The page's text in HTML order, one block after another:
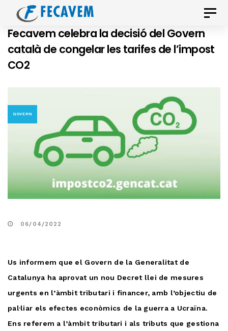
Skip
links
primary
navigation
Skip
Toggle
Fecavem celebra la decisió del Govern
català de congelar les tarifes de l’impost
CO2
GOVERN
06/04/2022
Us informem que el Govern de la Generalitat de
Catalunya ha aprovat un nou Decret llei de mesures
urgents en l’àmbit tributari i financer, amb l’objectiu de
pal·liar els efectes econòmics de la guerra a Ucraïna.
Ens referem a l’àmbit tributari i als tributs que gestiona